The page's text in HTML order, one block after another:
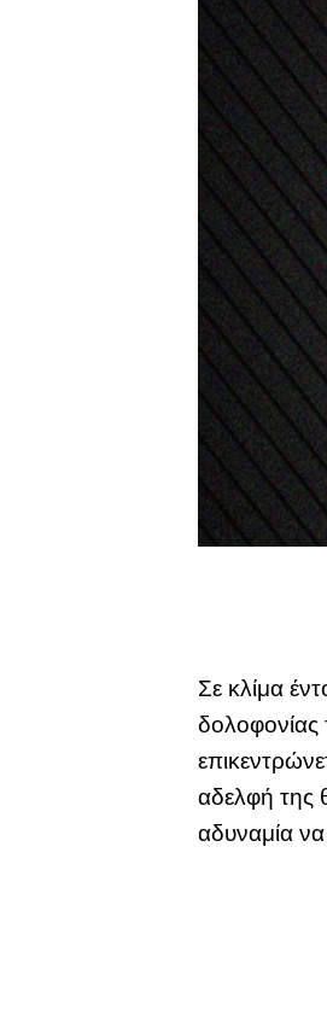
Σε κλίμα
δολοφονίας
αδελφή της
αδυναμία να